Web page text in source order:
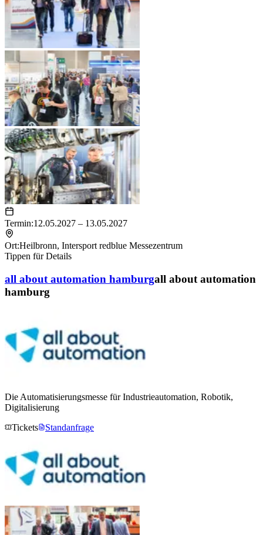
Termin:12.05.2027 – 13.05.2027
Ort:Heilbronn, Intersport redblue Messezentrum
Tippen für Details
all about automation hamburgall about automation
hamburg
Die Automatisierungsmesse für Industrieautomation, Robotik,
Digitalisierung
Tickets
Standanfrage